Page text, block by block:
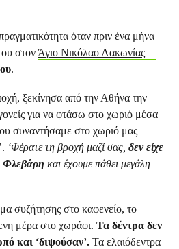
όταν πριν ένα μήνα
στονΆγιο Νικόλαο Λακωνίας
.
ξεκίνησα από την Αθήνα την
για να φτάσω στο χωριό μέσα
συναντήσαμε στο χωριό μας
‘Φέρατε τη βροχή μαζί σας, δεν είχε
Φλεβάρη και έχουμε πάθει μεγάλη
συζήτησης στο καφενείο, το
μέρα στο χωράφι. Τα δέντρα δεν
και ‘διψούσαν’. Τα ελαιόδεντρα